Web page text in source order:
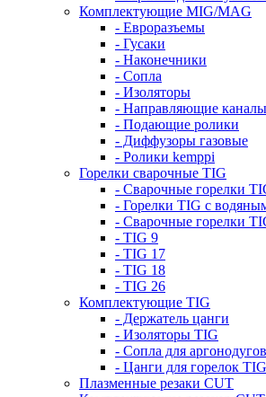
Комплектующие MIG/MAG
- Евроразъемы
- Гусаки
- Наконечники
- Сопла
- Изоляторы
- Направляющие каналы
- Подающие ролики
- Диффузоры газовые
- Ролики kemppi
Горелки сварочные TIG
- Сварочные горелки
- Горелки TIG с
- Сварочные горелки
- TIG 9
- TIG 17
- TIG 18
- TIG 26
Комплектующие TIG
- Держатель цанги
- Изоляторы TIG
- Сопла для
- Цанги для горелок TIG
Плазменные резаки CUT